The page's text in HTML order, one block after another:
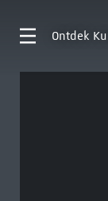
Ontdek